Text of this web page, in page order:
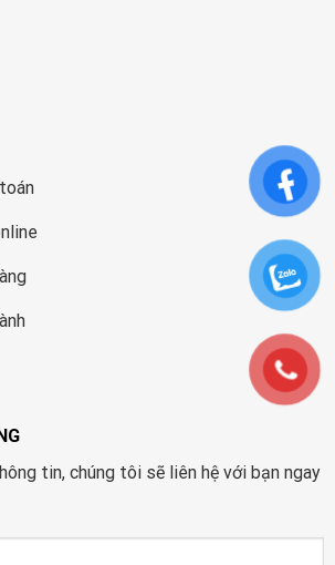
tin, chúng tôi sẽ liên hệ với bạn ngay